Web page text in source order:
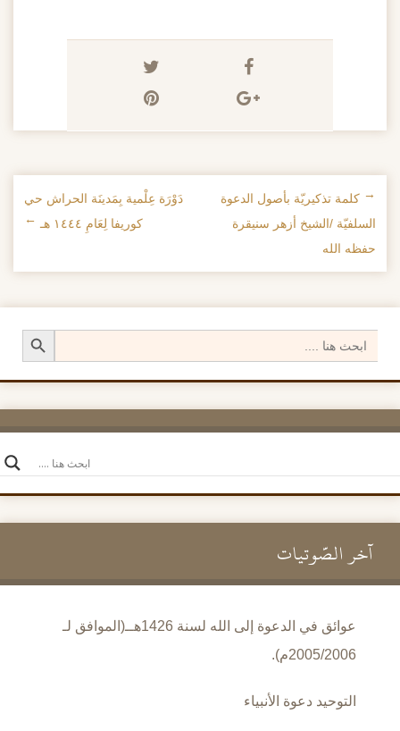
تصفح الإدراجات
← كلمة تذكيريّة بأصول الدعوة
السلفيّة /الشيخ أزهر سنيقرة
حفظه الله
دَوْرَة عِلْمية بِمَدينَة الحراش حي
كوريفا لِعَامِ ١٤٤٤ هـ
→
for:
Search Button
آخر الصَّوتيات
عوائق في الدعوة إلى الله لسنة 1426هــ(الموافق لـ
2005/2006م).
التوحيد دعوة الأنبياء